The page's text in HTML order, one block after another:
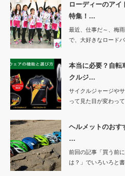
ローディーのアイ
特集！…
最近、仕事だ～、梅
で、大好きなロード
本当に必要？自転
クルジ…
サイクルジャージや
って見た目が変わっ
ヘルメットのおす
…
前回の記事「買う前
は？」でいろいろと